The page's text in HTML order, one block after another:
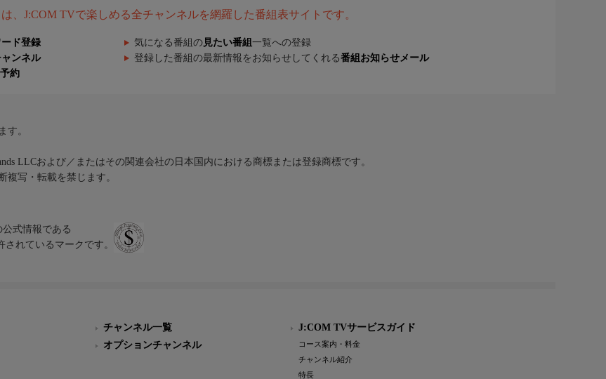
、J:COM TVで楽しめる全チャンネルを網羅した番組表サイトです。
ド登録 気になる番組の 見たい番組 一覧への登録
ンネル 登録した番組の最新情報をお知らせしてくれる番組お知らせメール
約
す。
LLCおよび／またはその関連会社の日本国内における商標または登録商標です。
複写・転載を禁じます。
式情報である
されているマークです。
チャンネル一覧
オプションチャンネル
J:COM TVサービスガイド
コース案内・料金
チャンネル紹介
特長